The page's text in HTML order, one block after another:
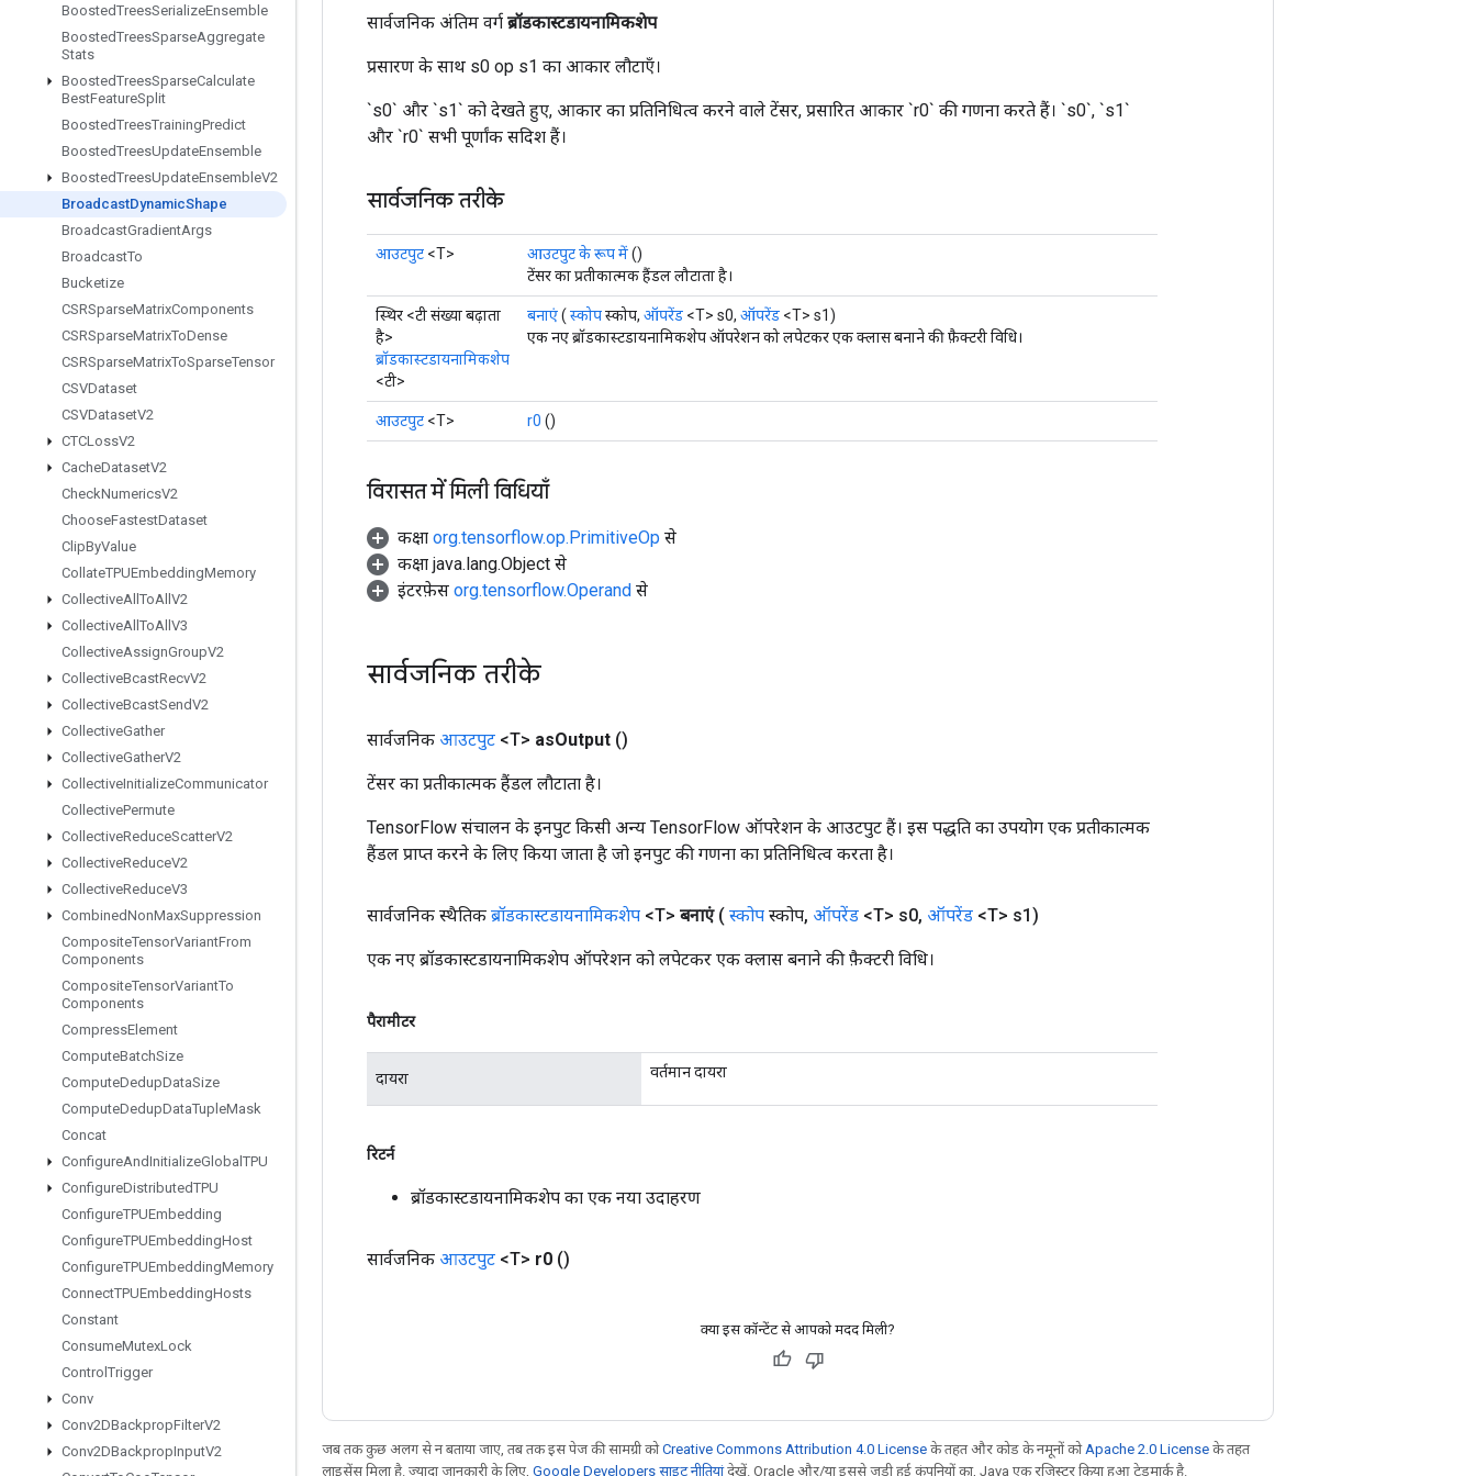
BoostedTreesSerializeEnsemble
BoostedTreesSparseAggregate
Stats
BoostedTreesSparseCalculate
BestFeatureSplit
BoostedTreesTrainingPredict
BoostedTreesUpdateEnsemble
BoostedTreesUpdateEnsembleV2
BroadcastDynamicShape
BroadcastGradientArgs
BroadcastTo
Bucketize
CSRSparseMatrixComponents
CSRSparseMatrixToDense
CSRSparseMatrixToSparseTensor
CSVDataset
CSVDatasetV2
CTCLossV2
CacheDatasetV2
CheckNumericsV2
ChooseFastestDataset
ClipByValue
CollateTPUEmbeddingMemory
CollectiveAll ToAll V2
CollectiveAll ToAll V3
CollectiveAssignGroupV2
CollectiveBcastRecvV2
CollectiveBcastSendV2
CollectiveGather
CollectiveGatherV2
CollectiveInitializeCommunicator
CollectivePermute
CollectiveReduceScatterV2
CollectiveReduceV2
CollectiveReduceV3
CombinedNonMaxSuppression
CompositeTensorVariantFrom
Components
CompositeTensorVariantTo
Components
CompressElement
ComputeBatchSize
ComputeDedupDataSize
ComputeDedupDataTupleMask
Concat
ConfigureAndInitializeGlobal TPU
ConfigureDistributedTPU
ConfigureTPUEmbedding
ConfigureTPUEmbeddingHost
ConfigureTPUEmbeddingMemory
ConnectTPUEmbeddingHosts
Constant
ConsumeMutexLock
Control Trigger
Conv
Conv2DBackpropFilterV2
Conv2DBackpropInputV2
सार्वजनिक अंतिम वर्ग ब्रॉडकास्टडायनामिकशेप
प्रसारण के साथ s0 op s1 का आकार लौटाएँ।
`s0` और `s1` को देखते हुए, आकार का प्रतिनिधित्व करने वाले टेंसर, प्रसारित आकार `r0` की गणना करते हैं। `s0`, `s1`
और `r0` सभी पूर्णांक सदिश हैं।
सार्वजनिक तरीके
आउटपुट <T> आउटपुट के रूप में()
टेंसर का प्रतीकात्मक हैंडल लौटाता है।
स्थिर <टी संख्या बढ़ाता
है>
ब्रॉडकास्टडायनामिकशेप
<टी>
बनाएं( स्कोपस्कोप, ऑपरेंड <T> s0, ऑपरेंड <T> s1)
एक नए ब्रॉडकास्टडायनामिकशेप ऑपरेशन को लपेटकर एक क्लास बनाने की फ़ैक्टरी विधि।
आउटपुट <T> r0 ()
विरासत में मिली विधियाँ
कक्षा org.tensorflow.op.PrimitiveOp से
कक्षा java.lang.Object से
इंटरफ़ेस org.tensorflow.Operand से
सार्वजनिक तरीके
सार्वजनिक आउटपुट <T> asOutput ()
टेंसर का प्रतीकात्मक हैंडल लौटाता है।
TensorFlow संचालन के इनपुट किसी अन्य TensorFlow ऑपरेशन के आउटपुट हैं। इस पद्धति का उपयोग एक प्रतीकात्मक
हैंडल प्राप्त करने के लिए किया जाता है जो इनपुट की गणना का प्रतिनिधित्व करता है।
सार्वजनिक स्थैतिक ब्रॉडकास्टडायनामिकशेप <T> बनाएं ( स्कोप स्कोप, ऑपरेंड <T> s0, ऑपरेंड <T> s1)
एक नए ब्रॉडकास्टडायनामिकशेप ऑपरेशन को लपेटकर एक क्लास बनाने की फ़ैक्टरी विधि।
पैरामीटर
दायरा वर्तमान दायरा
रिटर्न
ब्रॉडकास्टडायनामिकशेप का एक नया उदाहरण
सार्वजनिक आउटपुट <T> r0 ()
क्या इस कॉन्टेंट से आपको मदद मिली?
जब तक कुछ अलग से न बताया जाए, तब तक इस पेज की सामग्री कोCreative Commons Attribution 4.0 License के तहत और कोड के नमूनों को Apache 2.0 License के तहत
लाइसेंस मिला है. ज़्यादा जानकारी के लिए, Google Developers साइट नीतियांदेखें. Oracle और/या इससे जुड़ी हुई कंपनियों का, Java एक रजिस्टर किया हुआ ट्रेडमार्क है.